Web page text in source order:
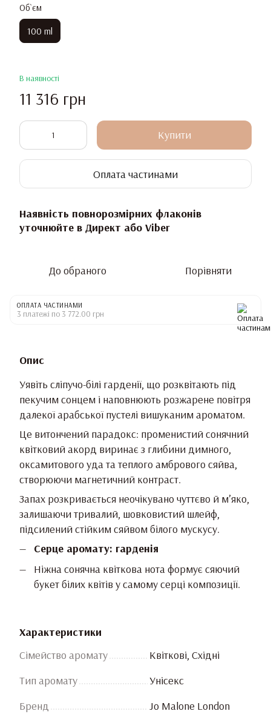
Об`єм
100 ml
В наявності
11 316 грн
Купити
Оплата частинами
Наявність повнорозмірних флаконів
уточнюйте в Директ або Viber
До обраного Порівняти
ОПЛАТА ЧАСТИНАМИ
3 платежі по 3 772.00 грн
Опис
Уявіть сліпучо-білі гарденії, що розквітають під
пекучим сонцем і наповнюють розжарене повітря
далекої арабської пустелі вишуканим ароматом.
Це витончений парадокс: променистий сонячний
квітковий акорд виринає з глибини димного,
оксамитового уда та теплого амбрового сяйва,
створюючи магнетичний контраст.
Запах розкривається неочікувано чуттєво й м’яко,
залишаючи тривалий, шовковистий шлейф,
підсилений стійким сяйвом білого мускусу.
Серце аромату: гарденія
Ніжна сонячна квіткова нота формує сяючий
букет білих квітів у самому серці композиції.
Характеристики
Сімейство аромату
Квіткові, Східні
Тип аромату
Унісекс
Бренд
Jo Malone London